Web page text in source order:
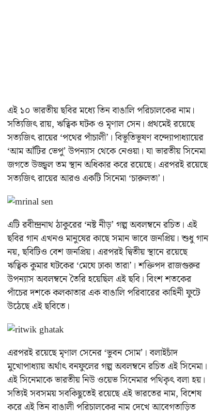
এই ১০ ভারতীয় ছবির মধ্যে তিন বাঙালি পরিচালকের নাম।
সত্যিজিৎ রায়, ঋত্বিক ঘটক ও মৃণাল সেন। প্রথমেই রয়েছে
সত্যজিৎ রায়ের ‘পথের পাঁচালী’। বিভূতিভূষণ বন্দ্যোপাধ্যায়ের
‘আম আঁটির ভেপু’ উপন্যাস থেকে নেওয়া। যা ভারতীয় সিনেমা
জগতে উজ্জ্বল তম স্থান অধিকার করে রয়েছে। এরপরই রয়েছে
সত্যজিৎ রায়ের আরও একটি সিনেমা ‘চারুলতা’।
এটি রবীন্দ্রনাথ ঠাকুরের ‘নষ্ট নীড়’ গল্প অবলম্বনে রচিত। এই
ছবির গান এখনও মানুষের কাছে সমান ভাবে জনপ্রিয়। শুধু গান
নয়, ছবিটিও বেশ জনপ্রিয়। এরপরই দ্বিতীয় স্থানে রয়েছে
ঋত্বিক কুমার ঘটকের ‘মেঘে ঢাকা তারা’। শক্তিপদ রাজগুরুর
উপন্যাস অবলম্বনে তৈরি হয়েছিল এই ছবি। বিংশ শতকের
পাঁচের দশকে কলকাতার এক বাঙালি পরিবারের কাহিনী ফুটে
উঠেছে এই ছবিতে।
এরপরই রয়েছে মৃণাল সেনের ‘ভুবন সোম’। বলাইচাঁদ
মুখোপাধ্যায় অর্থাৎ বনফুলের গল্প অবলম্বনে রচিত এই সিনেমা।
এই সিনেমাকে ভারতীয় নিউ ওয়েভ সিনেমার পথিকৃৎ বলা হয়।
সত্যিই সবসময় সবকিছুতেই রয়েছে এই ভারতের নাম, বিশেষ
করে এই তিন বাঙালী পরিচালকের নাম দেখে আবেগতাড়িত